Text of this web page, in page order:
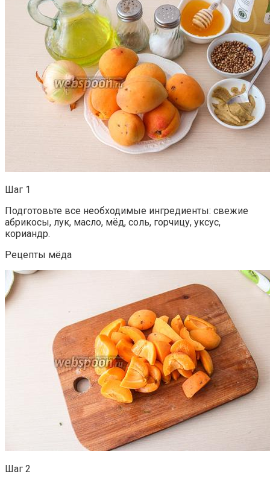
Шаг 1
Подготовьте все необходимые ингредиенты: свежие
абрикосы, лук, масло, мёд, соль, горчицу, уксус,
кориандр.
Рецепты мёда
Шаг 2